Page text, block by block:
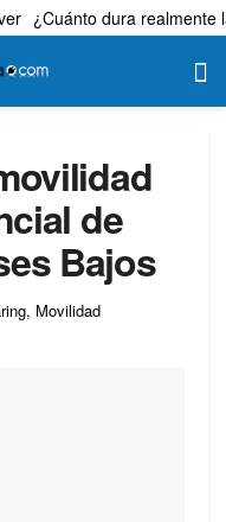
¿Cuánto dura realmente
de
Bajos
, Movilidad